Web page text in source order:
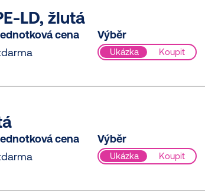
LD, žlutá
cena
Výběr
Ukázka Koupit
cena
Výběr
Ukázka Koupit